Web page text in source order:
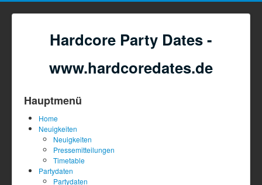
Hardcore Party Dates -
www.hardcoredates.de
Hauptmenü
Home
Neuigkeiten
Neuigkeiten
Pressemitteilungen
Timetable
Partydaten
Partydaten